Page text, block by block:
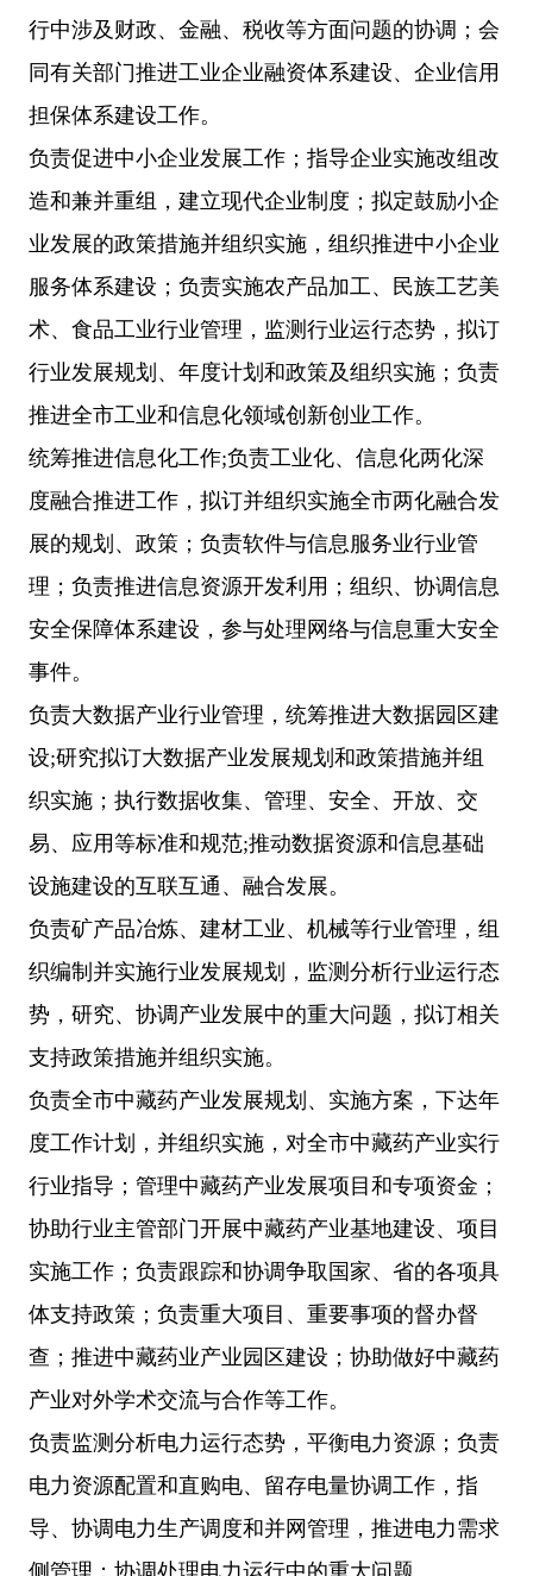
行中涉及财政、金融、税收等方面问题的协调；会
同有关部门推进工业企业融资体系建设、企业信用
担保体系建设工作。
负责促进中小企业发展工作；指导企业实施改组改
造和兼并重组，建立现代企业制度；拟定鼓励小企
业发展的政策措施并组织实施，组织推进中小企业
服务体系建设；负责实施农产品加工、民族工艺美
术、食品工业行业管理，监测行业运行态势，拟订
行业发展规划、年度计划和政策及组织实施；负责
推进全市工业和信息化领域创新创业工作。
统筹推进信息化工作;负责工业化、信息化两化深
度融合推进工作，拟订并组织实施全市两化融合发
展的规划、政策；负责软件与信息服务业行业管
理；负责推进信息资源开发利用；组织、协调信息
安全保障体系建设，参与处理网络与信息重大安全
事件。
负责大数据产业行业管理，统筹推进大数据园区建
设;研究拟订大数据产业发展规划和政策措施并组
织实施；执行数据收集、管理、安全、开放、交
易、应用等标准和规范;推动数据资源和信息基础
设施建设的互联互通、融合发展。
负责矿产品冶炼、建材工业、机械等行业管理，组
织编制并实施行业发展规划，监测分析行业运行态
势，研究、协调产业发展中的重大问题，拟订相关
支持政策措施并组织实施。
负责全市中藏药产业发展规划、实施方案，下达年
度工作计划，并组织实施，对全市中藏药产业实行
行业指导；管理中藏药产业发展项目和专项资金；
协助行业主管部门开展中藏药产业基地建设、项目
实施工作；负责跟踪和协调争取国家、省的各项具
体支持政策；负责重大项目、重要事项的督办督
查；推进中藏药业产业园区建设；协助做好中藏药
产业对外学术交流与合作等工作。
负责监测分析电力运行态势，平衡电力资源；负责
电力资源配置和直购电、留存电量协调工作，指
导、协调电力生产调度和并网管理，推进电力需求
侧管理；协调处理电力运行中的重大问题。